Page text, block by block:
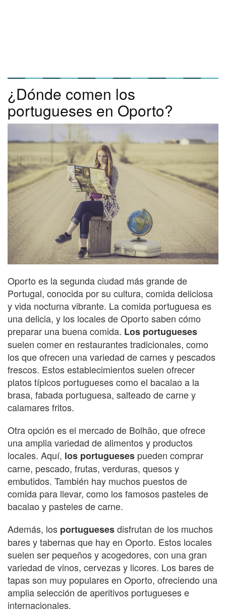
¿Dónde comen los
portugueses en Oporto?
Oporto es la segunda ciudad más grande de
Portugal, conocida por su cultura, comida deliciosa
y vida nocturna vibrante. La comida portuguesa es
una delicia, y los locales de Oporto saben cómo
preparar una buena comida. Los portugueses
suelen comer en restaurantes tradicionales, como
los que ofrecen una variedad de carnes y pescados
frescos. Estos establecimientos suelen ofrecer
platos típicos portugueses como el bacalao a la
brasa, fabada portuguesa, salteado de carne y
calamares fritos.
Otra opción es el mercado de Bolhão, que ofrece
una amplia variedad de alimentos y productos
locales. Aquí, los portugueses pueden comprar
carne, pescado, frutas, verduras, quesos y
embutidos. También hay muchos puestos de
comida para llevar, como los famosos pasteles de
bacalao y pasteles de carne.
Además, los portuguesesdisfrutan de los muchos
bares y tabernas que hay en Oporto. Estos locales
suelen ser pequeños y acogedores, con una gran
variedad de vinos, cervezas y licores. Los bares de
tapas son muy populares en Oporto, ofreciendo una
amplia selección de aperitivos portugueses e
internacionales.